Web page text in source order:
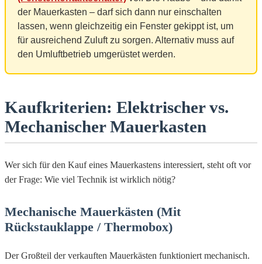
der Mauerkasten – darf sich dann nur einschalten
lassen, wenn gleichzeitig ein Fenster gekippt ist, um
für ausreichend Zuluft zu sorgen. Alternativ muss auf
den Umluftbetrieb umgerüstet werden.
Kaufkriterien: Elektrischer vs.
Mechanischer Mauerkasten
Wer sich für den Kauf eines Mauerkastens interessiert, steht oft vor
der Frage: Wie viel Technik ist wirklich nötig?
Mechanische Mauerkästen (Mit
Rückstauklappe / Thermobox)
Der Großteil der verkauften Mauerkästen funktioniert mechanisch.